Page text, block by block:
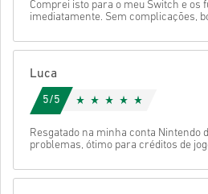
Comprei isto para o meu Switch e os
imediatamente. Sem complicações,
Luca
5/5
Resgatado na minha conta Nintendo
problemas, ótimo para créditos de